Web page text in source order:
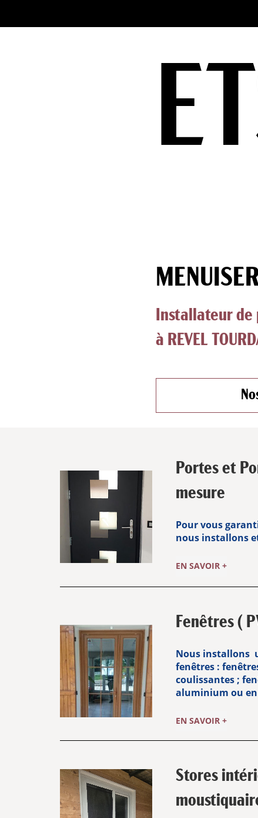
Installateur de
à REVEL
Portes et
mesure
Pour vous
nous installons
EN SAVOIR +
Fenêtres (
Nous installons
fenêtres :
coulissantes ;
aluminium ou
EN SAVOIR +
Stores